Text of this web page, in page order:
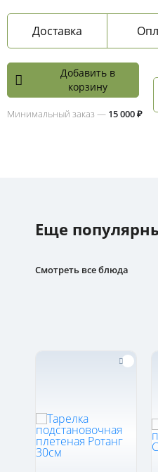
Доставка
Добавить в
корзину
Минимальный заказ — 15 000 ₽
Еще
Смотреть все блюда